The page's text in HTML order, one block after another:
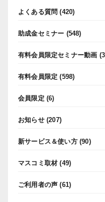
よくある質問 (420)
助成金セミナー (548)
有料会員限定セミナー動画
有料会員限定 (598)
会員限定 (6)
お知らせ(207)
新サービス＆使い方(90)
マスコミ取材 (49)
ご利用者の声 (61)